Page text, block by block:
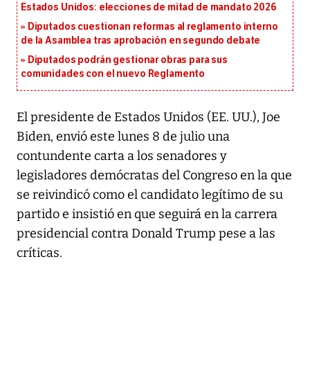
Estados Unidos: elecciones de mitad de mandato 2026
Diputados cuestionan reformas al reglamento interno
de la Asamblea tras aprobación en segundo debate
Diputados podrán gestionar obras para sus
comunidades con el nuevo Reglamento
El presidente de Estados Unidos (EE. UU.), Joe
Biden, envió este lunes 8 de julio una
contundente carta a los senadores y
legisladores demócratas del Congreso en la que
se reivindicó como el candidato legítimo de su
partido e insistió en que seguirá en la carrera
presidencial contra Donald Trump pese a las
críticas.